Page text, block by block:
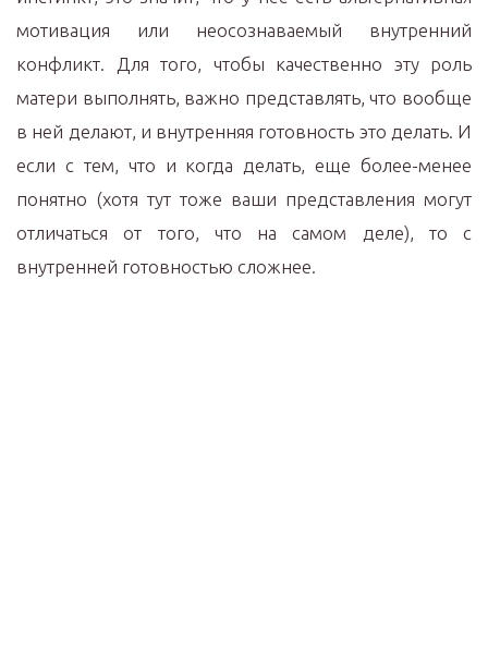
мотивация или неосознаваемый внутренний
конфликт. Для того, чтобы качественно эту роль
матери выполнять, важно представлять, что вообще
в ней делают, и внутренняя готовность это делать. И
если с тем, что и когда делать, еще более-менее
понятно (хотя тут тоже ваши представления могут
отличаться от того, что на самом деле), то с
внутренней готовностью сложнее.